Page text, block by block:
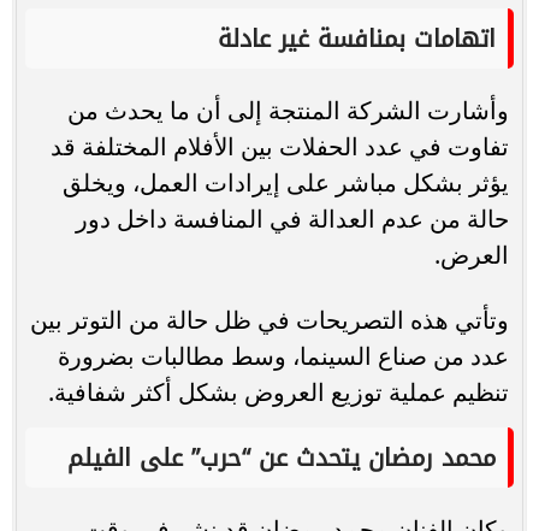
اتهامات بمنافسة غير عادلة
وأشارت الشركة المنتجة إلى أن ما يحدث من
تفاوت في عدد الحفلات بين الأفلام المختلفة قد
يؤثر بشكل مباشر على إيرادات العمل، ويخلق
حالة من عدم العدالة في المنافسة داخل دور
العرض.
وتأتي هذه التصريحات في ظل حالة من التوتر بين
عدد من صناع السينما، وسط مطالبات بضرورة
تنظيم عملية توزيع العروض بشكل أكثر شفافية.
محمد رمضان يتحدث عن “حرب” على الفيلم